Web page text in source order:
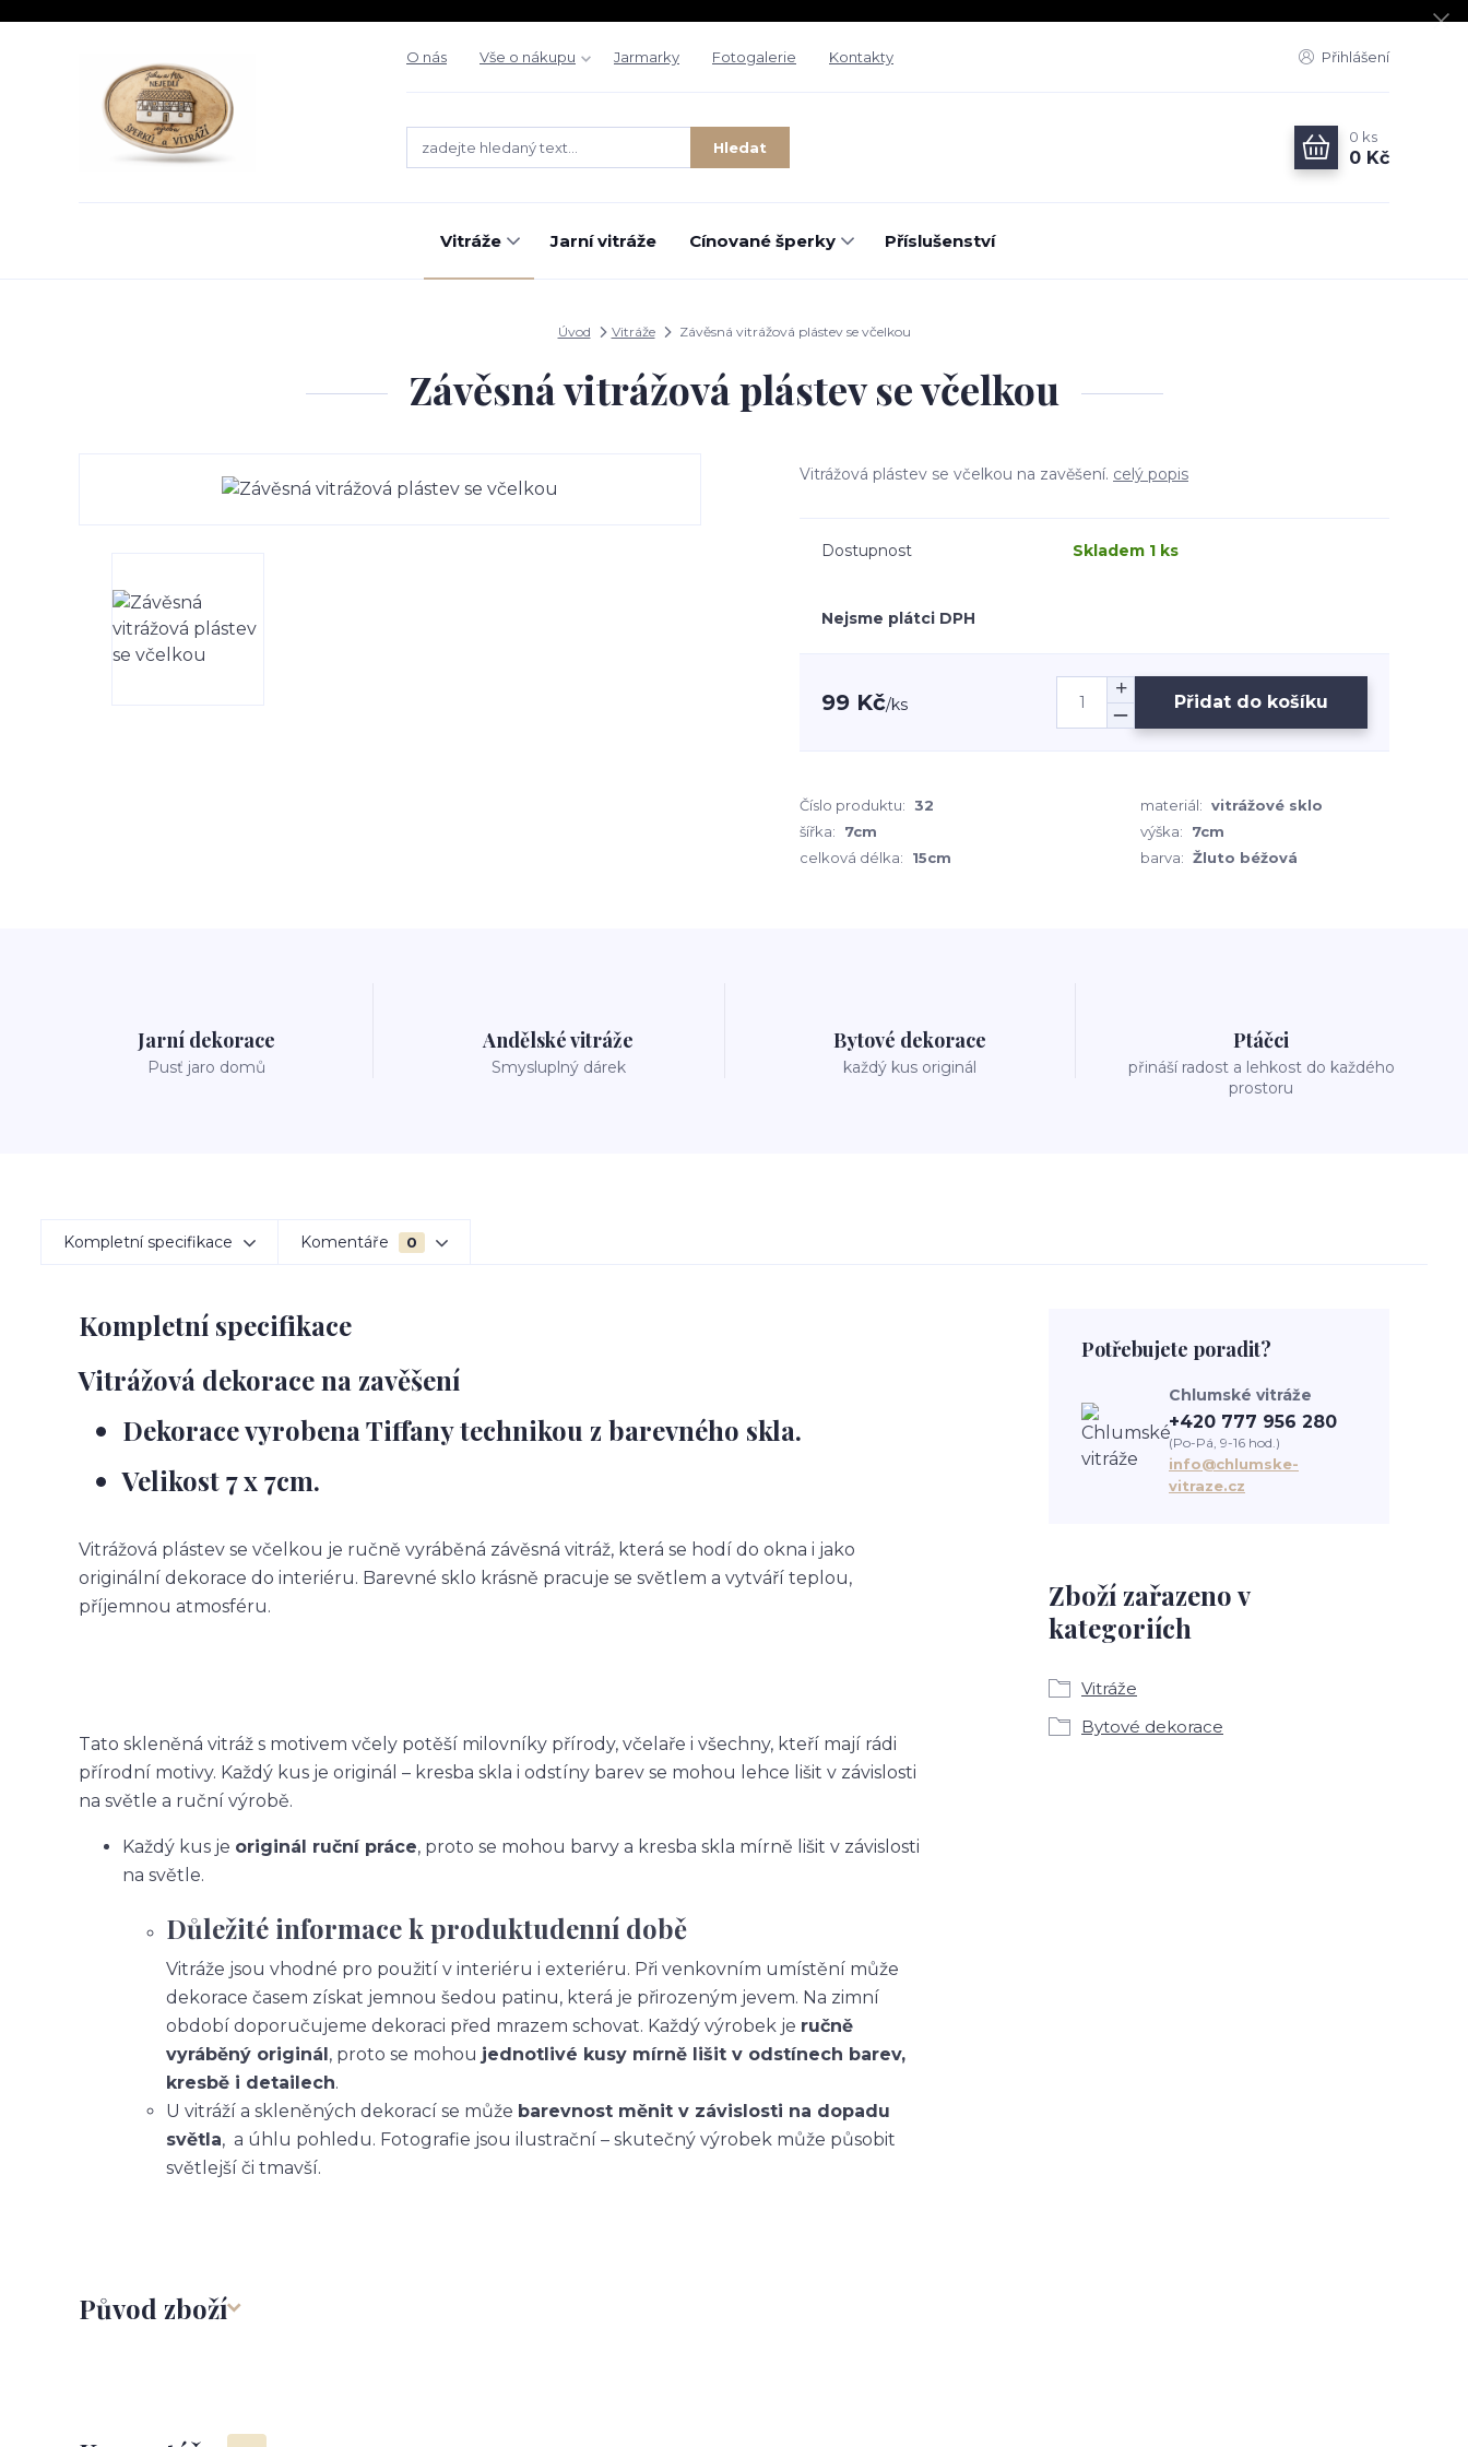
O nás Vše o nákupu Jarmarky Fotogalerie Kontakty Přihlášení
Hledat
0 ks
0 Kč
Vitráže Jarní vitráže Cínované šperky Příslušenství
Úvod Vitráže Závěsná vitrážová plástev se včelkou
Závěsná vitrážová plástev se včelkou
Vitrážová plástev se včelkou na zavěšení. celý popis
Dostupnost Skladem 1 ks
Nejsme plátci DPH
99 Kč/ks Přidat do košíku
Číslo produktu: 32 materiál: vitrážové sklo
šířka:
7cm výška:
7cm
celková délka:
15cm barva: Žluto béžová
Jarní dekorace
Pusť jaro domů
Andělské vitráže
Smysluplný dárek
Bytové dekorace
každý kus originál
Ptáčci
přináší radost a lehkost do každého
prostoru
Kompletní specifikace Komentáře 0
Kompletní specifikace
Vitrážová dekorace na zavěšení
Dekorace vyrobena Tiffany technikou z barevného skla.
Velikost 7 x 7cm.
Vitrážová plástev se včelkou je ručně vyráběná závěsná vitráž, která se hodí do okna i jako
originální dekorace do interiéru. Barevné sklo krásně pracuje se světlem a vytváří teplou,
příjemnou atmosféru.
Tato skleněná vitráž s motivem včely potěší milovníky přírody, včelaře i všechny, kteří mají rádi
přírodní motivy. Každý kus je originál – kresba skla i odstíny barev se mohou lehce lišit v závislosti
na světle a ruční výrobě.
Každý kus je originál ruční práce, proto se mohou barvy a kresba skla mírně lišit v závislosti
na světle.
Důležité informace k produktudenní době
Vitráže jsou vhodné pro použití v interiéru i exteriéru. Při venkovním umístění může
dekorace časem získat jemnou šedou patinu, která je přirozeným jevem. Na zimní
období doporučujeme dekoraci před mrazem schovat. Každý výrobek je ručně
vyráběný originál, proto se mohou jednotlivé kusy mírně lišit v odstínech barev,
kresbě i detailech.
U vitráží a skleněných dekorací se může barevnost měnit v závislosti na dopadu
světla, a úhlu pohledu. Fotografie jsou ilustrační – skutečný výrobek může působit
světlejší či tmavší.
Původ zboží
Zboží zařazeno v
kategoriích
Vitráže
Bytové dekorace
Potřebujete poradit?
Chlumské vitráže
+420 777 956 280
(Po-Pá, 9-16 hod.)
info@chlumske-
vitraze.cz